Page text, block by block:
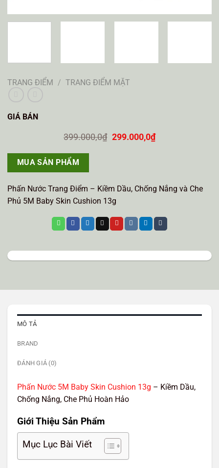
TRANG ĐIỂM / TRANG ĐIỂM MẶT
GIÁ BÁN
399.000,0₫ Giá
299.000,0₫Giá
hiện
MUA SẢN PHẨM
Phấn Nước Trang Điểm – Kiềm Dầu, Chống Nắng và Che
Phủ 5M Baby Skin Cushion 13g
MÔ TẢ
BRAND
ĐÁNH GIÁ (0)
Phấn Nước 5M Baby Skin Cushion 13g – Kiềm Dầu,
Chống Nắng, Che Phủ Hoàn Hảo
Giới Thiệu Sản Phẩm
Mục Lục Bài Viết